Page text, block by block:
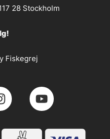
28 Stockholm
Fiskegrej